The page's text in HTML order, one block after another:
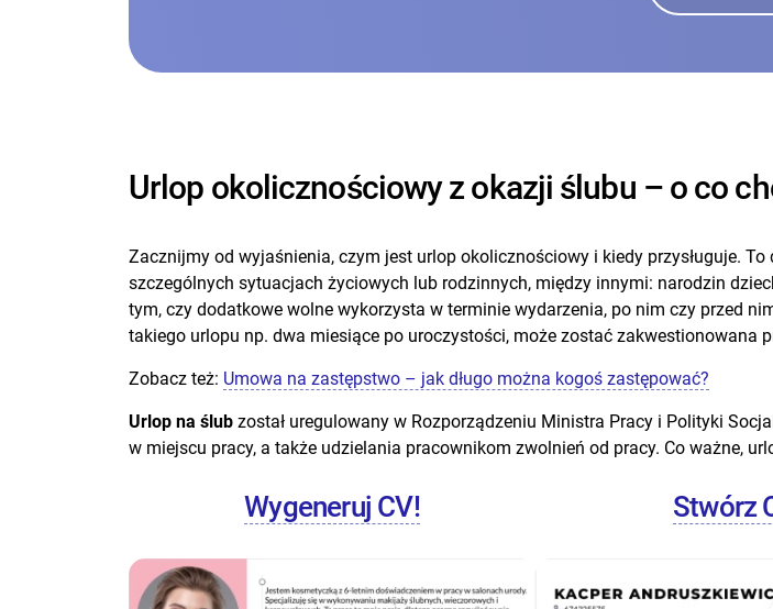
Urlop okolicznościowy z okazji ślubu – o co
Zacznijmy od wyjaśnienia, czym jest urlop okolicznościowy i kiedy przysługuje.
szczególnych sytuacjach życiowych lub rodzinnych, między innymi: narodzin
tym, czy dodatkowe wolne wykorzysta w terminie wydarzenia, po nim czy przed
takiego urlopu np. dwa miesiące po uroczystości, może zostać zakwestionowana
Zobacz też: Umowa na zastępstwo – jak długo można kogoś zastępować?
Urlop na ślub został uregulowany w Rozporządzeniu Ministra Pracy i Polityki
w miejscu pracy, a także udzielania pracownikom zwolnień od pracy. Co ważne,
Wygeneruj CV! Stwórz